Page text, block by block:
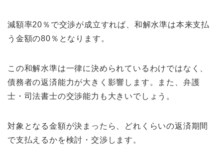
減額率20％で交渉が成立すれば、和解水準は本来支払
う金額の80％となります。
この和解水準は一律に決められているわけではなく、
債務者の返済能力が大きく影響します。また、弁護
士・司法書士の交渉能力も大きいでしょう。
対象となる金額が決まったら、どれくらいの返済期間
で支払えるかを検討・交渉します。